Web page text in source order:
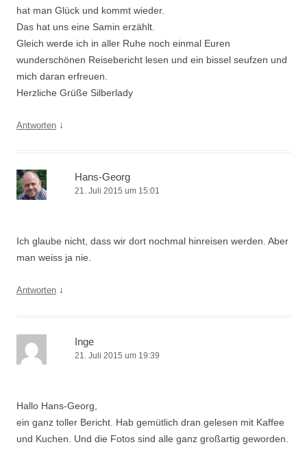
hat man Glück und kommt wieder.
Das hat uns eine Samin erzählt.
Gleich werde ich in aller Ruhe noch einmal Euren
wunderschönen Reisebericht lesen und ein bissel seufzen und
mich daran erfreuen.
Herzliche Grüße Silberlady
Antworten ↓
Hans-Georg
21. Juli 2015 um 15:01
Ich glaube nicht, dass wir dort nochmal hinreisen werden. Aber
man weiss ja nie.
Antworten ↓
Inge
21. Juli 2015 um 19:39
Hallo Hans-Georg,
ein ganz toller Bericht. Hab gemütlich dran gelesen mit Kaffee
und Kuchen. Und die Fotos sind alle ganz großartig geworden.